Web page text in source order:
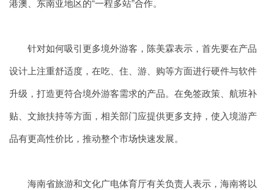
港澳、东南亚地区的“一程多站”合作。
针对如何吸引更多境外游客，陈美霖表示，首先要在产品
设计上注重舒适度，在吃、住、游、购等方面进行硬件与软件
升级，打造更符合境外游客需求的产品。在免签政策、航班补
贴、文旅扶持等方面，相关部门应提供更多支持，使入境游产
品有更高性价比，推动整个市场快速发展。
海南省旅游和文化广电体育厅有关负责人表示，海南将以